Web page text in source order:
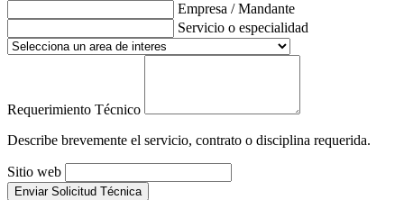
Empresa / Mandante
Servicio o especialidad
Requerimiento Técnico
Describe brevemente el servicio, contrato o disciplina requerida.
Sitio web
Enviar Solicitud Técnica